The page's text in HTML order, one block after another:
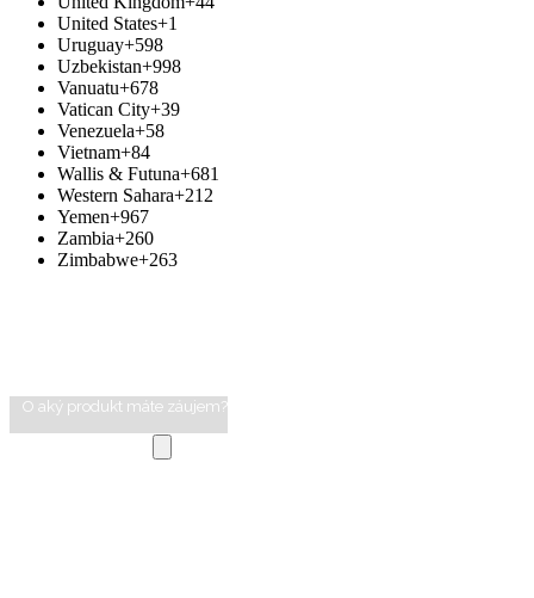
United States+1
Uruguay+598
Uzbekistan+998
Vanuatu+678
Vatican City+39
Venezuela+58
Vietnam+84
Wallis & Futuna+681
Western Sahara+212
Yemen+967
Zambia+260
Zimbabwe+263